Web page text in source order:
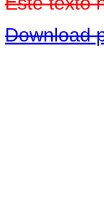
Download